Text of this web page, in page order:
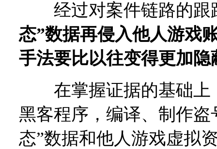
经过对案件链路的跟
态”数据再侵入他人游戏
手法要比以往变得更加
在掌握证据的基础上
黑客程序，编译、制作
态”数据和他人游戏虚拟